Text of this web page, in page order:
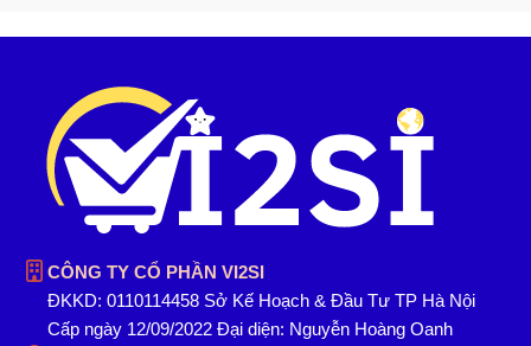
CÔNG TY CỔ PHẦN VI2SI
ĐKKD: 0110114458 Sở Kế Hoạch & Đầu Tư TP Hà Nội
Cấp ngày 12/09/2022 Đại diện: Nguyễn Hoàng Oanh